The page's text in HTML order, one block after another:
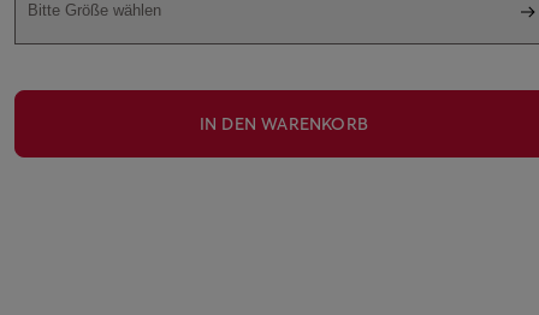
Bitte Größe wählen
IN DEN WARENKORB